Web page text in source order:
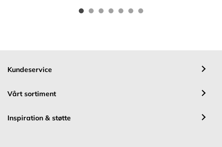
Kundeservice
Vårt sortiment
Inspiration & støtte